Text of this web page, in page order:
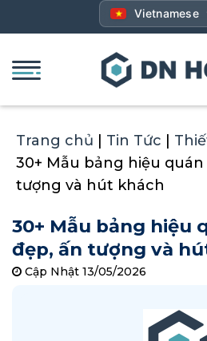
qua
dung
Vietnamese
Trang chủ Tin Tức
30+ Mẫu bảng hiệu quán
tượng và hút khách
30+ Mẫu bảng hiệu
đẹp, ấn tượng và
Cập Nhật 13/05/2026